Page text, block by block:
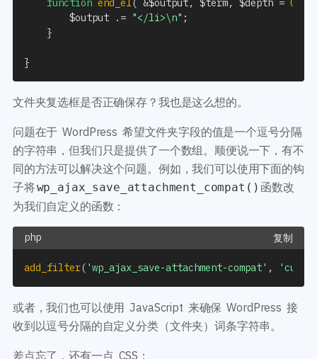
function end_el( &$output, $term, $depth = 0
$output
.= "</li>\n" ;
}
}
文件夹复选框是否正确保存？我也是这么想的。
问题在于 WordPress 希望文件夹字段的值是一个逗号分隔
的字符串，但我们只是提供了一个数组。顺便说一下，有不
同的方法可以解决这个问题。例如，我们可以使用下面的钩
子将wp_ajax_save_attachment_compat() 函数改
为我们自定义的函数：
复制
add_filter( 'wp_ajax_save-attachment-compat' ,
或者，我们也可以使用 JavaScript 来确保 WordPress 接
收到以逗号分隔的自定义分类（文件夹）词条字符串。
差点忘了，还有一点 CSS：